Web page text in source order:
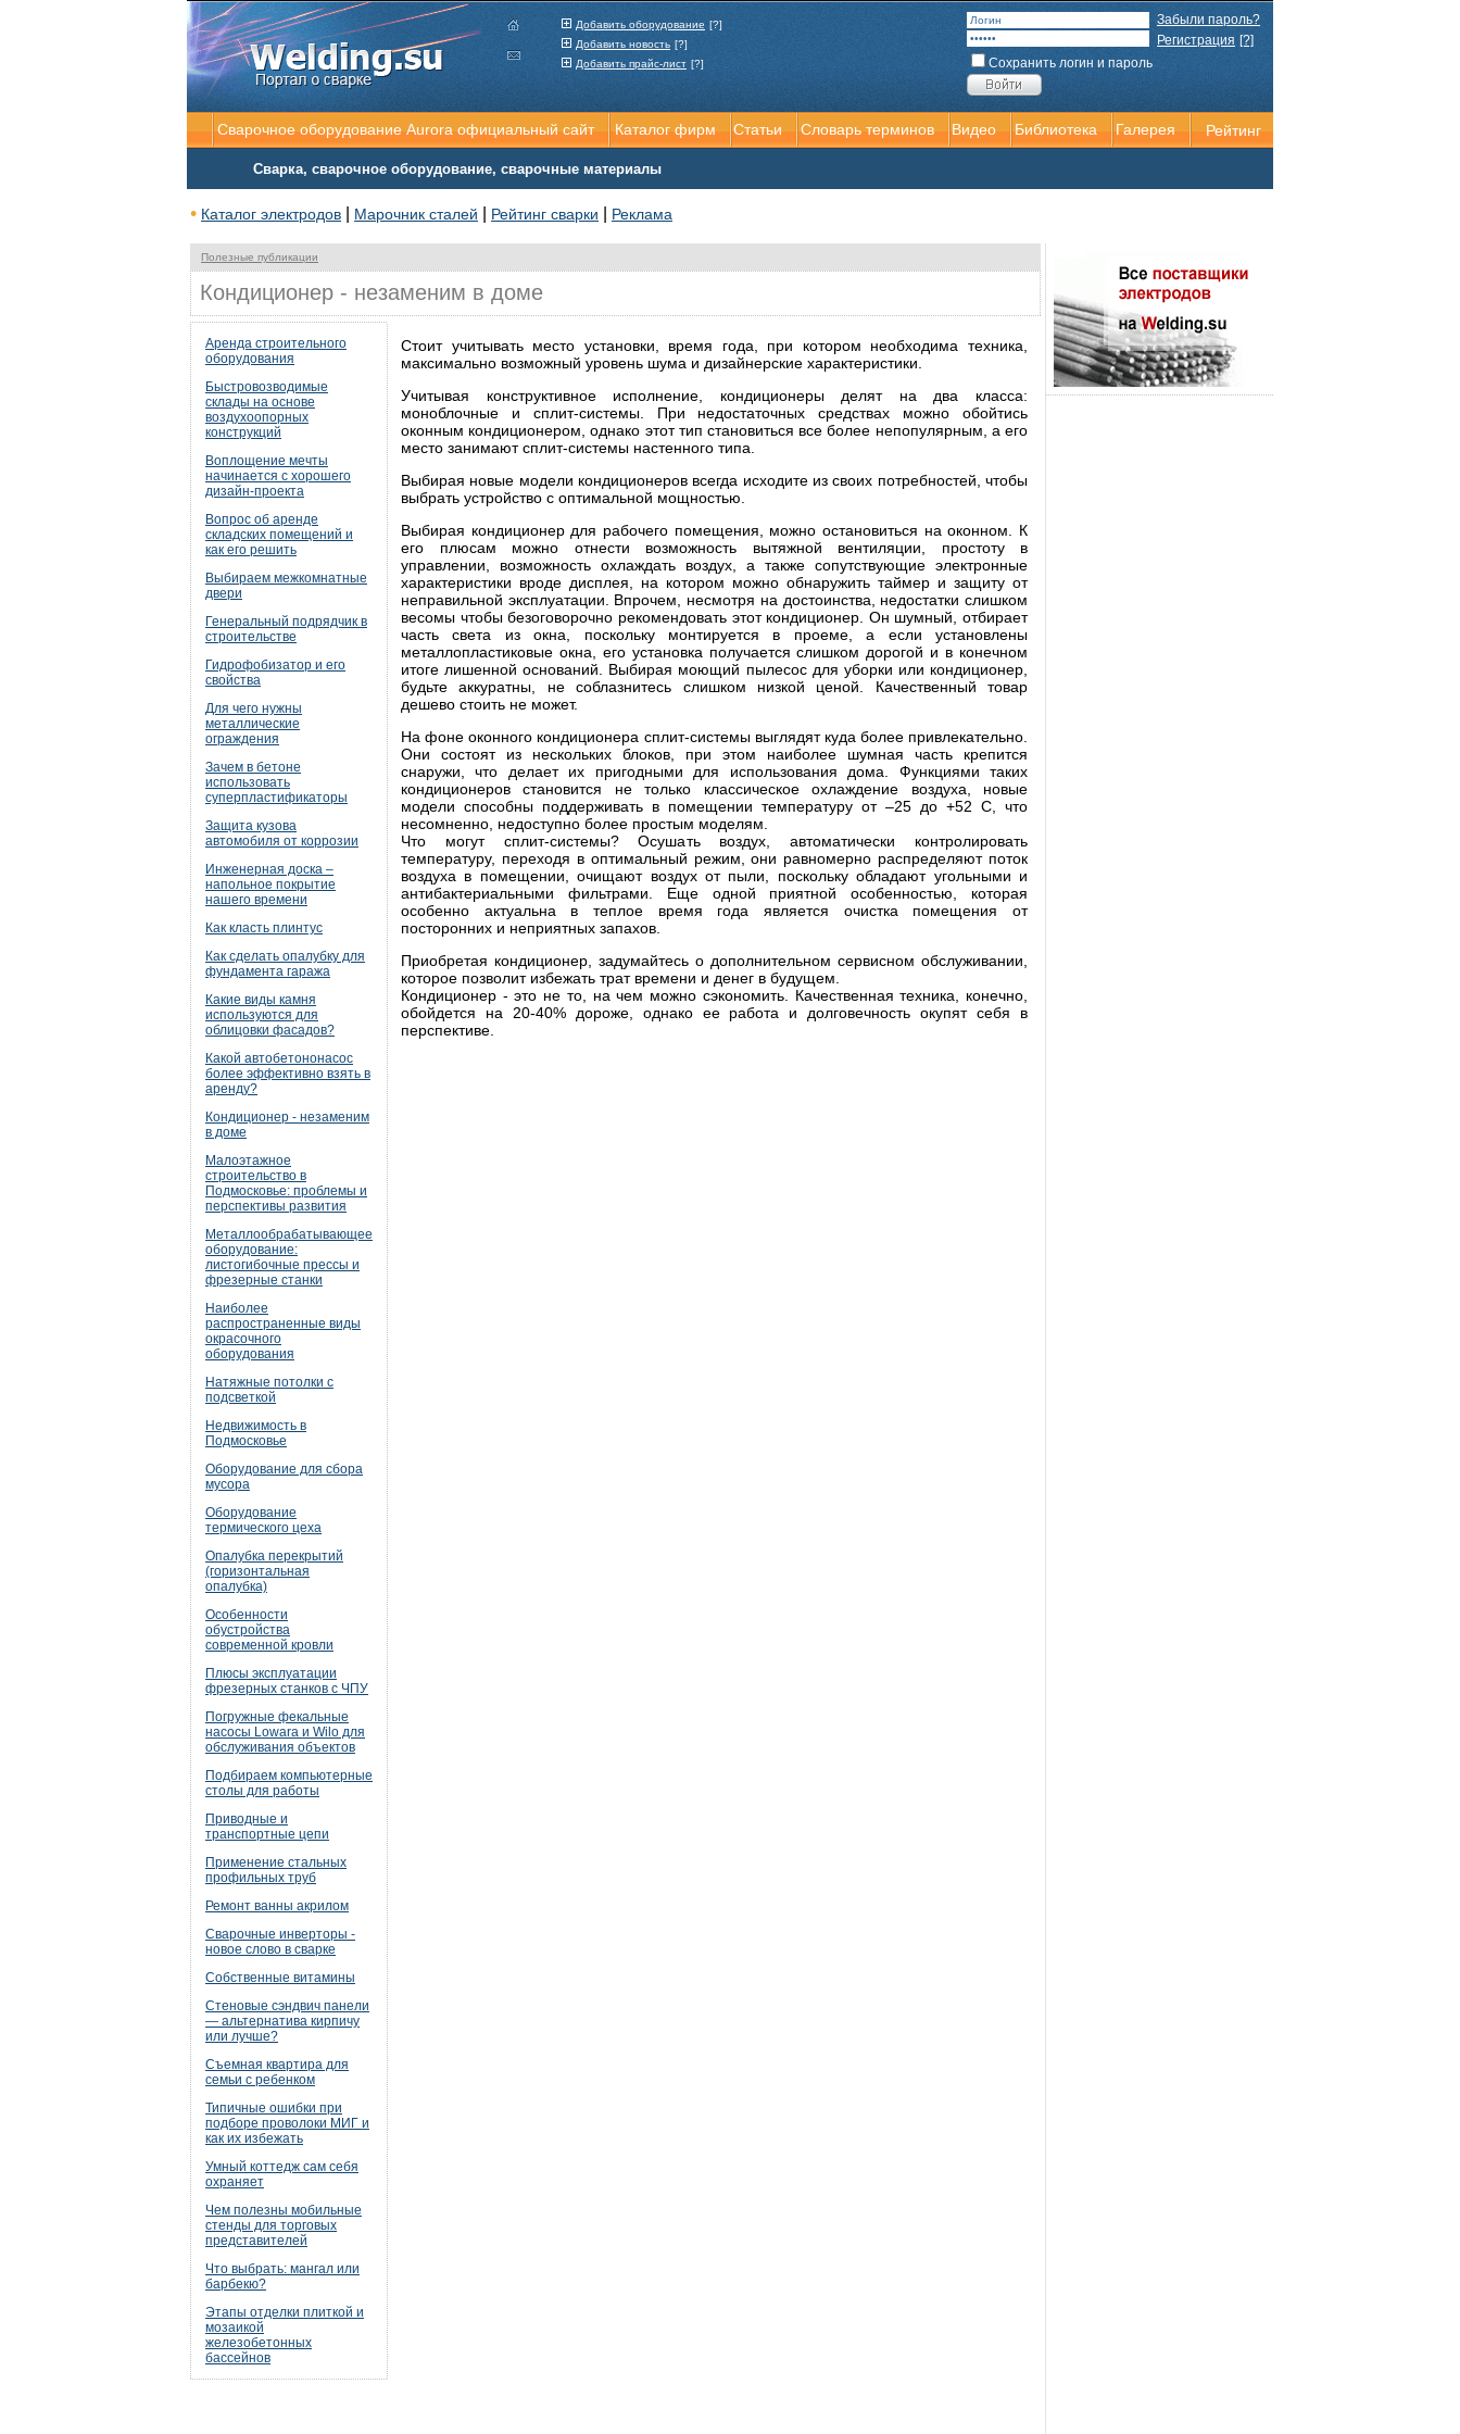
Полезные публикации
Кондиционер - незаменим в доме
Аренда строительного
оборудования
Быстровозводимые
склады на основе
воздухоопорных
конструкций
Воплощение мечты
начинается с хорошего
дизайн-проекта
Вопрос об аренде
складских помещений и
как его решить
Выбираем межкомнатные
двери
Генеральный подрядчик в
строительстве
Гидрофобизатор и его
свойства
Для чего нужны
металлические
ограждения
Зачем в бетоне
использовать
суперпластификаторы
Защита кузова
автомобиля от коррозии
Инженерная доска –
напольное покрытие
нашего времени
Как класть плинтус
Как сделать опалубку для
фундамента гаража
Какие виды камня
используются для
облицовки фасадов?
Какой автобетононасос
более эффективно взять в
аренду?
Кондиционер - незаменим
в доме
Малоэтажное
строительство в
Подмосковье: проблемы и
перспективы развития
Металлообрабатывающее
оборудование:
листогибочные прессы и
фрезерные станки
Наиболее
распространенные виды
окрасочного
оборудования
Натяжные потолки с
подсветкой
Недвижимость в
Подмосковье
Оборудование для сбора
мусора
Оборудование
термического цеха
Опалубка перекрытий
(горизонтальная
опалубка)
Особенности
обустройства
современной кровли
Плюсы эксплуатации
фрезерных станков с ЧПУ
Погружные фекальные
насосы Lowara и Wilo для
обслуживания объектов
Подбираем компьютерные
столы для работы
Приводные и
транспортные цепи
Применение стальных
профильных труб
Ремонт ванны акрилом
Сварочные инверторы -
новое слово в сварке
Собственные витамины
Стеновые сэндвич панели
— альтернатива кирпичу
или лучше?
Съемная квартира для
семьи с ребенком
Типичные ошибки при
подборе проволоки МИГ и
как их избежать
Умный коттедж сам себя
охраняет
Чем полезны мобильные
стенды для торговых
представителей
Что выбрать: мангал или
барбекю?
Этапы отделки плиткой и
мозаикой
железобетонных
бассейнов
Стоит учитывать место установки, время года, при котором необходима техника,
максимально возможный уровень шума и дизайнерские характеристики.
Учитывая конструктивное исполнение, кондиционеры делят на два класса:
моноблочные и сплит-системы. При недостаточных средствах можно обойтись
оконным кондиционером, однако этот тип становиться все более непопулярным, а его
место занимают сплит-системы настенного типа.
Выбирая новые модели кондиционеров всегда исходите из своих потребностей, чтобы
выбрать устройство с оптимальной мощностью.
Выбирая кондиционер для рабочего помещения, можно остановиться на оконном. К
его плюсам можно отнести возможность вытяжной вентиляции, простоту в
управлении, возможность охлаждать воздух, а также сопутствующие электронные
характеристики вроде дисплея, на котором можно обнаружить таймер и защиту от
неправильной эксплуатации. Впрочем, несмотря на достоинства, недостатки слишком
весомы чтобы безоговорочно рекомендовать этот кондиционер. Он шумный, отбирает
часть света из окна, поскольку монтируется в проеме, а если установлены
металлопластиковые окна, его установка получается слишком дорогой и в конечном
итоге лишенной оснований. Выбирая моющий пылесос для уборки или кондиционер,
будьте аккуратны, не соблазнитесь слишком низкой ценой. Качественный товар
дешево стоить не может.
На фоне оконного кондиционера сплит-системы выглядят куда более привлекательно.
Они состоят из нескольких блоков, при этом наиболее шумная часть крепится
снаружи, что делает их пригодными для использования дома. Функциями таких
кондиционеров становится не только классическое охлаждение воздуха, новые
модели способны поддерживать в помещении температуру от –25 до +52 С, что
несомненно, недоступно более простым моделям.
Что могут сплит-системы? Осушать воздух, автоматически контролировать
температуру, переходя в оптимальный режим, они равномерно распределяют поток
воздуха в помещении, очищают воздух от пыли, поскольку обладают угольными и
антибактериальными фильтрами. Еще одной приятной особенностью, которая
особенно актуальна в теплое время года является очистка помещения от
посторонних и неприятных запахов.
Приобретая кондиционер, задумайтесь о дополнительном сервисном обслуживании,
которое позволит избежать трат времени и денег в будущем.
Кондиционер - это не то, на чем можно сэкономить. Качественная техника, конечно,
обойдется на 20-40% дороже, однако ее работа и долговечность окупят себя в
перспективе.
Сварочное оборудование Aurora официальный сайт Каталог фирм Статьи Словарь терминов Видео Библиотека Галерея Рейтинг
Сварка, сварочное оборудование, сварочные материалы
• Каталог электродов Марочник сталей Рейтинг сварки Реклама
Добавить оборудование [?]
Добавить новость [?]
Добавить прайс-лист [?]
Забыли пароль?
Регистрация [?]
Сохранить логин и пароль